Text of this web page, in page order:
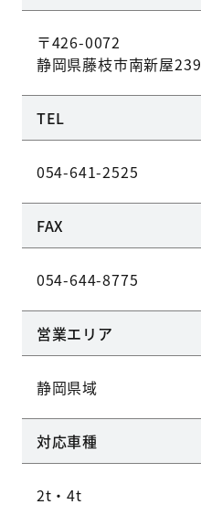
〒426-0072
静岡県藤枝市南新屋239
TEL
054-641-2525
FAX
054-644-8775
営業エリア
静岡県域
対応車種
2t・4t